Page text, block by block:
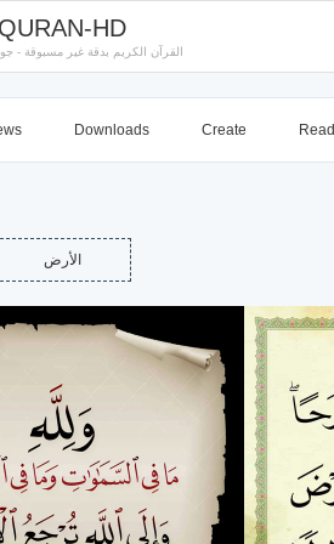
QURAN-HD
القرآن الكريم بدقة غير مسبوقة -
Downloads Create Read
الأرض